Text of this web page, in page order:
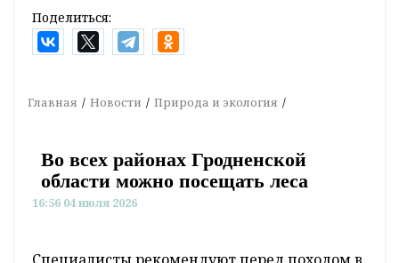
Поделиться:
Главная Новости Природа и экология
Во всех районах Гродненской
области можно посещать леса
16:56 04 июля 2026